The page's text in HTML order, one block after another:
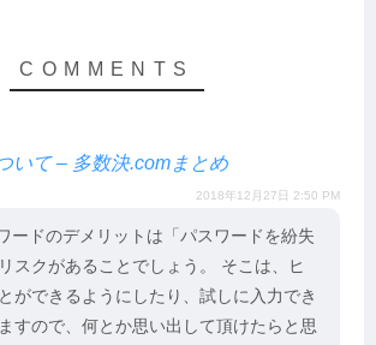
いて – 多数決.comまとめ
2018年12月27日 2:50 PM
ードのデメリットは「パスワードを紛失
スクがあることでしょう。 そこは、ヒ
ができるようにしたり、試しに入力でき
すので、何とか思い出して頂けたらと思